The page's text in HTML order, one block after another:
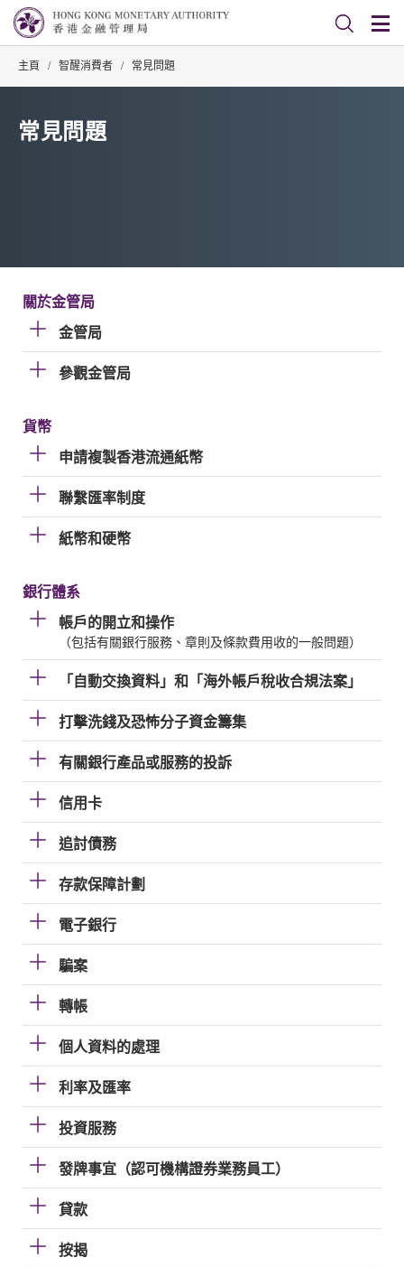
主頁 / 智醒消費者 / 常見問題
常見問題
關於金管局
金管局
參觀金管局
貨幣
申請複製香港流通紙幣
聯繫匯率制度
紙幣和硬幣
銀行體系
帳戶的開立和操作
（包括有關銀行服務、章則及條款費用收的一般問題）
「自動交換資料」和「海外帳戶稅收合規法案」
打擊洗錢及恐怖分子資金籌集
有關銀行產品或服務的投訴
信用卡
追討債務
存款保障計劃
電子銀行
騙案
轉帳
個人資料的處理
利率及匯率
投資服務
發牌事宜（認可機構證券業務員工）
貸款
按揭